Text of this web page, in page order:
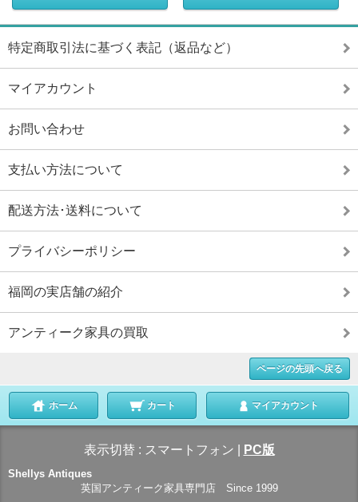
特定商取引法に基づく表記（返品など）
マイアカウント
お問い合わせ
支払い方法について
配送方法･送料について
プライバシーポリシー
福岡の実店舗の紹介
アンティーク家具の買取
ページの先頭へ戻る
ホーム カート マイアカウント
表示切替 : スマートフォン PC版
Shellys Antiques
英国アンティーク家具専門店 Since 1999